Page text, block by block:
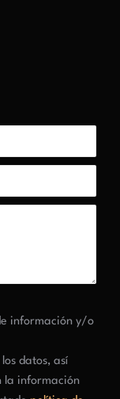
información y/o
datos, así
la información